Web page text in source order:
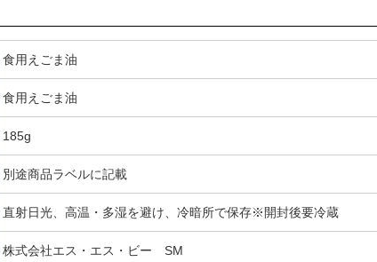
食用えごま油
食用えごま油
185g
別途商品ラベルに記載
直射日光、高温・多湿を避け、冷暗所で保存※開封後要冷蔵
株式会社エス・エス・ビー SM